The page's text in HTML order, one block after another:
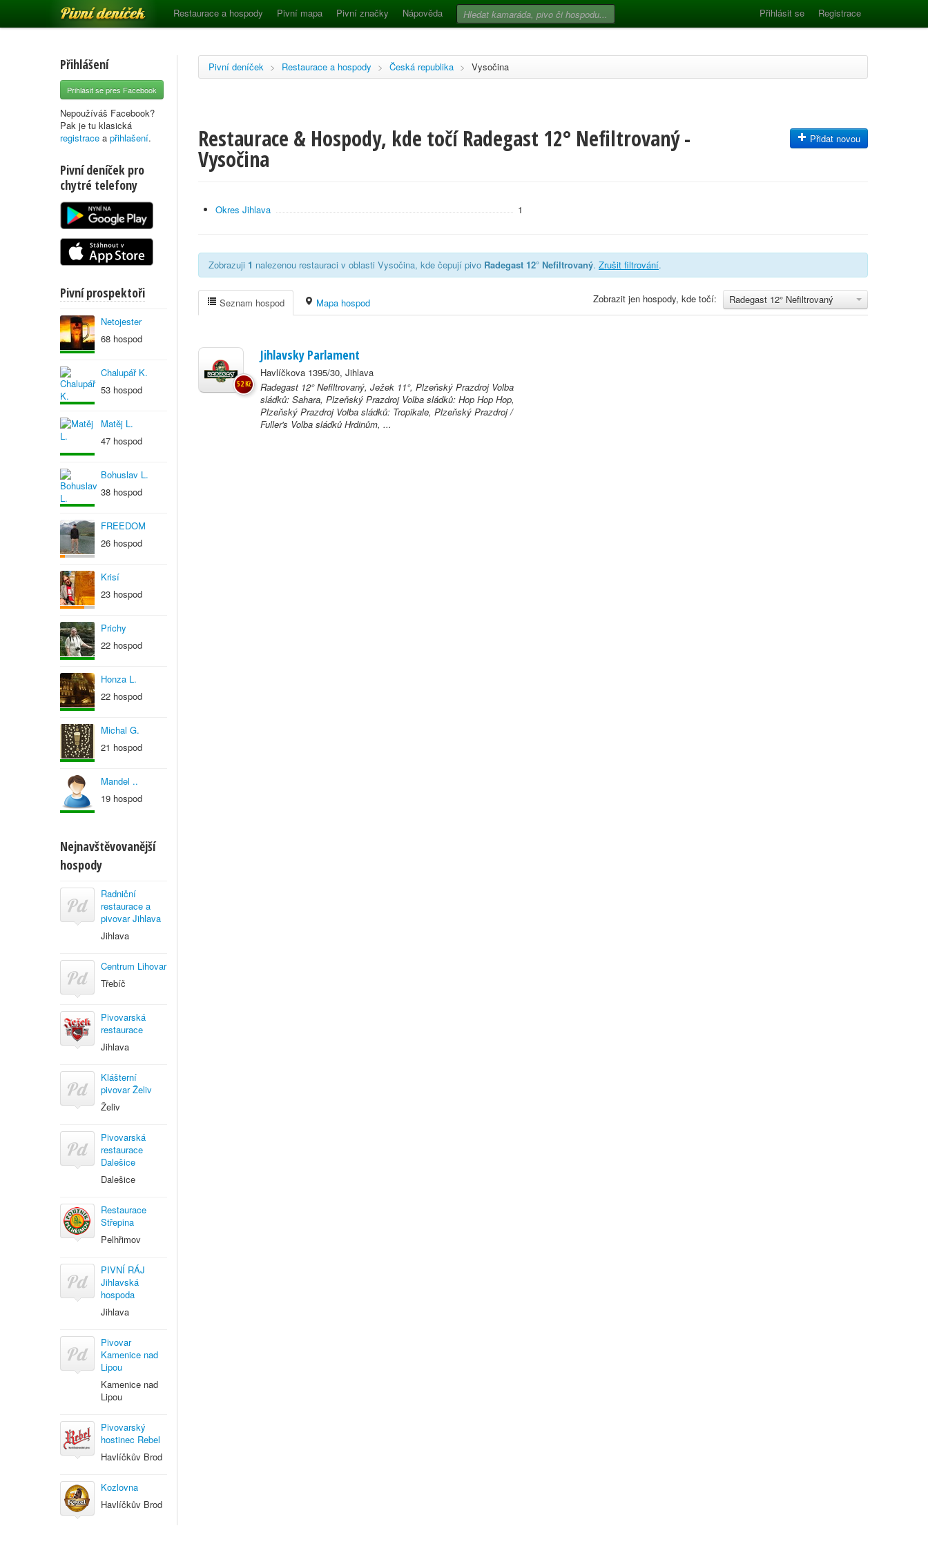
Pivní deníček Restaurace a hospody Pivní mapa Pivní značky Nápověda Přihlásit se Registrace
Přihlášení
Přihlásit se přes Facebook
Nepoužíváš Facebook?
Pak je tu klasická
registrace a přihlašení.
Pivní deníček pro
chytré telefony
Pivní prospektoři
Netojester
68 hospod
Chalupář K.
53 hospod
Matěj L.
47 hospod
Bohuslav L.
38 hospod
FREEDOM
26 hospod
Krisí
23 hospod
Prichy
22 hospod
Honza L.
22 hospod
Michal G.
21 hospod
Mandel ..
19 hospod
Nejnavštěvovanější
hospody
Radniční
restaurace a
pivovar Jihlava
Jihlava
Centrum Lihovar
Třebíč
Pivovarská
restaurace
Jihlava
Klášterní
pivovar Želiv
Želiv
Pivovarská
restaurace
Dalešice
Dalešice
Restaurace
Střepina
Pelhřimov
PIVNÍ RÁJ
Jihlavská
hospoda
Jihlava
Pivovar
Kamenice nad
Lipou
Kamenice nad
Lipou
Pivovarský
hostinec Rebel
Havlíčkův Brod
Kozlovna
Havlíčkův Brod
Pivní deníček > Restaurace a hospody > Česká republika > Vysočina
Restaurace & Hospody, kde točí Radegast 12° Nefiltrovaný -
Vysočina
Přidat novou
Okres Jihlava 1
Zobrazuji 1 nalezenou restauraci v oblasti Vysočina, kde čepují pivo Radegast 12° Nefiltrovaný. Zrušit filtrování.
Radegast 12° Nefiltrovaný
Zobrazit jen hospody, kde točí:
Seznam hospod Mapa hospod
Jihlavsky Parlament
Havlíčkova 1395/30, Jihlava
Radegast 12° Nefiltrovaný, Ježek 11°, Plzeňský Prazdroj Volba
sládků: Sahara, Plzeňský Prazdroj Volba sládků: Hop Hop Hop,
Plzeňský Prazdroj Volba sládků: Tropikale, Plzeňský Prazdroj /
Fuller's Volba sládků Hrdinům, ...
52 Kč